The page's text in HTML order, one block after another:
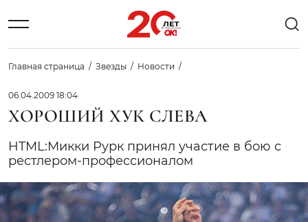
Главная страница Звезды Новости
06.04.2009 18:04
ХОРОШИЙ ХУК СЛЕВА
HTML:Микки Рурк принял участие в бою с
рестлером-профессионалом